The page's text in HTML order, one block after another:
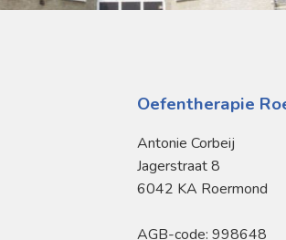
Oefentherapie
Antonie Corbeij
Jagerstraat 8
6042 KA Roermond
AGB-code: 998648